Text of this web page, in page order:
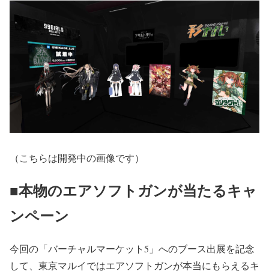
（こちらは開発中の画像です）
■本物のエアソフトガンが当たるキャ
ンペーン
今回の「バーチャルマーケット5」へのブース出展を記念
して、東京マルイではエアソフトガンが本当にもらえるキ